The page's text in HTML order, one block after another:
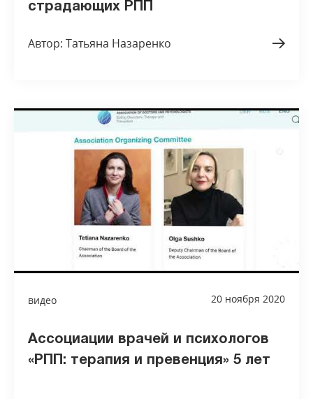
страдающих РПП
Автор: Татьяна Назаренко
видео 20 ноября 2020
Ассоциации врачей и психологов
«РПП: терапия и превенция» 5 лет